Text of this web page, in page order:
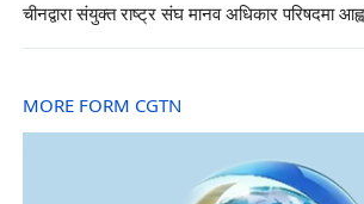
चीनद्वारा संयुक्त राष्ट्र संघ मानव अधिकार परिषदमा
MORE FORM CGTN